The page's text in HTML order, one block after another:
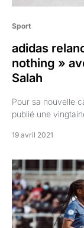
Sport
adidas
nothing »
Salah
Pour sa nouvelle
publié une
19 avril 2021